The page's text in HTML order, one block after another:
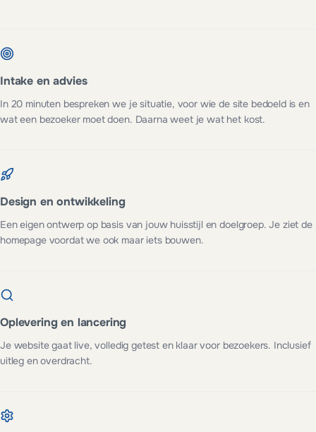
Intake en advies
In 20 minuten bespreken we je situatie, voor wie de site bedoeld is en
wat een bezoeker moet doen. Daarna weet je wat het kost.
Design en ontwikkeling
Een eigen ontwerp op basis van jouw huisstijl en doelgroep. Je ziet de
homepage voordat we ook maar iets bouwen.
Oplevering en lancering
Je website gaat live, volledig getest en klaar voor bezoekers. Inclusief
uitleg en overdracht.